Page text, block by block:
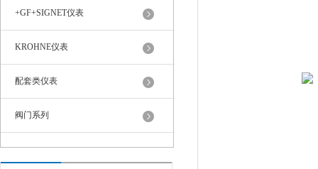
+GF+SIGNET仪表
KROHNE仪表
配套类仪表
阀门系列